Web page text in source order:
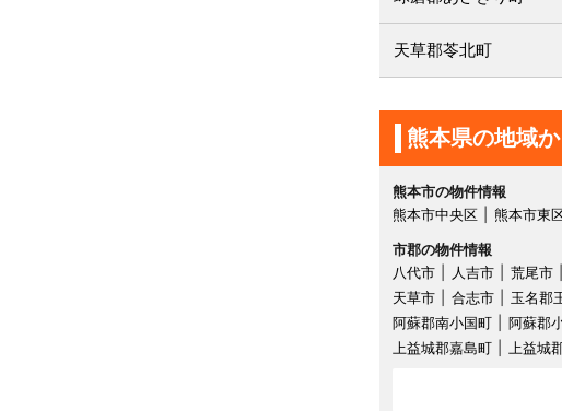
天草郡苓北町
熊本県の地域
熊本市の物件情報
熊本市中央区
熊本市東
市郡の物件情報
八代市
人吉市 荒尾市
天草市
合志市 玉名郡
阿蘇郡南小国町
阿蘇郡
上益城郡嘉島町
上益城